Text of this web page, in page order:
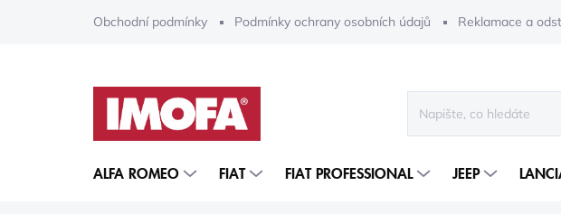
Obchodní podmínky Podmínky ochrany osobních údajů Reklamace a
ALFA ROMEO FIAT FIAT PROFESSIONAL JEEP